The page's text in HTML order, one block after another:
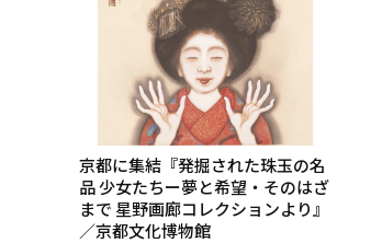
京都に集結『発掘された珠玉の名
品 少女たちー夢と希望・そのはざ
まで 星野画廊コレクションより』
／京都文化博物館